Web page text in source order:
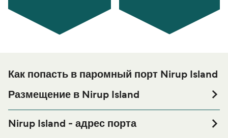
Как попасть в паромный порт Nirup Island
Размещение в Nirup Island
или его окрестностях перед или после вашей поездки,
или если вы ищете вариант проживания на весь
Nirup Island - адрес порта